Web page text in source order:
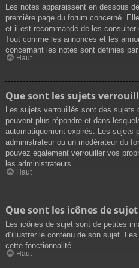
Les notes apparaissent en dessous
première page du forum concerné.
et il est recommandé de les
Tout comme les annonces et les
concernant les notes sont définies
Haut
Que sont les sujets
Les sujets verrouillés sont des
peuvent plus répondre et dans
automatiquement expirés. Les sujets
administrateur ou un modérateur du
pouvez également verrouiller vos
les administrateurs.
Haut
Que sont les icônes de sujet
Les icônes de sujet sont de petites
d’illustrer le contenu de son sujet.
cette fonctionnalité.
Haut